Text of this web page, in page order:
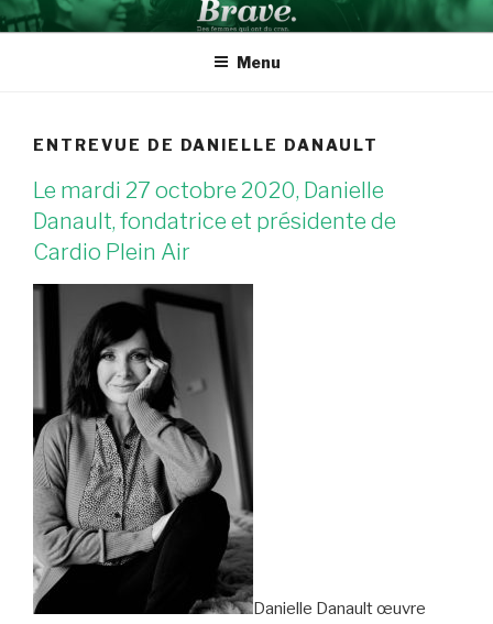
Aller
au
BRAVE INSPIRATION
Des femmes qui ont du cran
Menu
ENTREVUE DE DANIELLE DANAULT
Le mardi 27 octobre 2020, Danielle
Danault, fondatrice et présidente de
Cardio Plein Air
Danielle Danault œuvre